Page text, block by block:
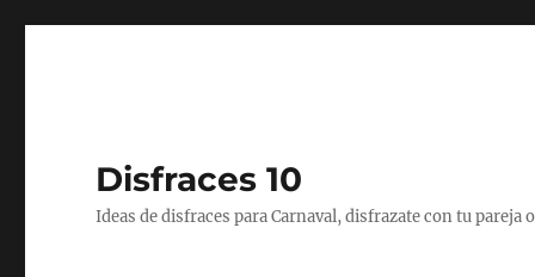
Disfraces 10
Ideas de disfraces para Carnaval, disfrazate con tu pareja